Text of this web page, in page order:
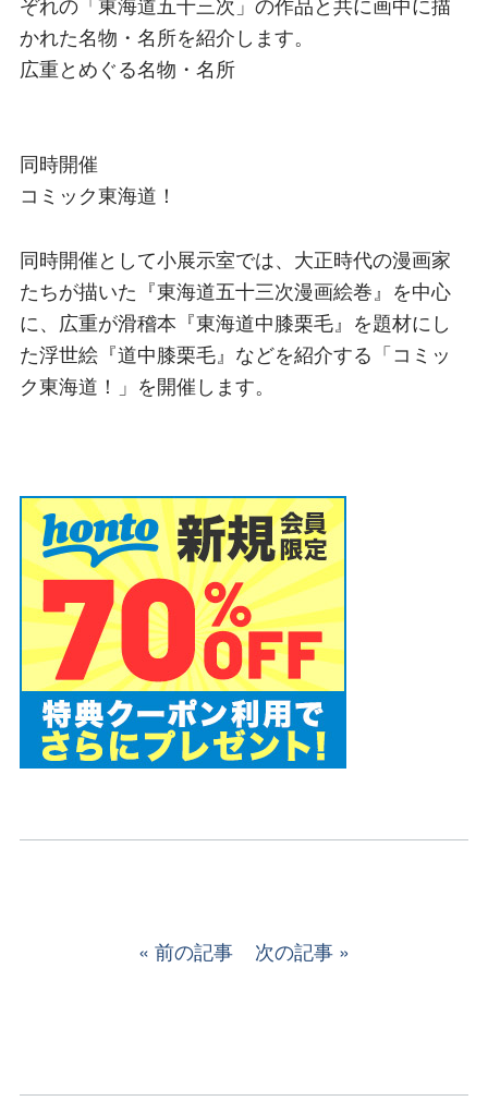
かれた名物・名所を紹介します。
広重とめぐる名物・名所
同時開催
コミック東海道！
同時開催として小展示室では、大正時代の漫画家
たちが描いた『東海道五十三次漫画絵巻』を中心
に、広重が滑稽本『東海道中膝栗毛』を題材にし
た浮世絵『道中膝栗毛』などを紹介する「コミッ
ク東海道！」を開催します。
前の記事 次の記事